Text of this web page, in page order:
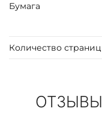
Бумага
Количество страниц
ОТЗЫВЫ